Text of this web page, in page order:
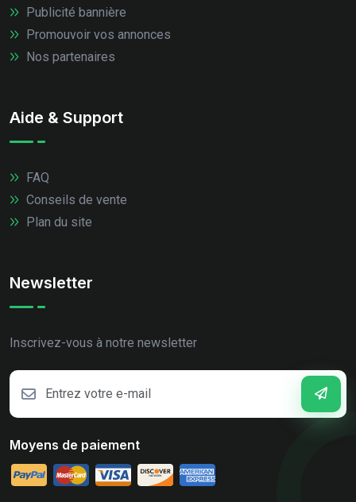
Publicité bannière
Promouvoir vos annonces
Nos partenaires
Aide & Support
FAQ
Conseils de vente
Plan du site
Newsletter
Inscrivez-vous à notre newsletter
Moyens de paiement